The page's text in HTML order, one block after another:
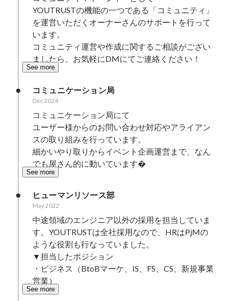
YOUTRUSTの機能の一つである「コミュニティ」
を運営いただくオーナーさんのサポートを行って
います。
コミュニティ運営や作成に関するご相談がござい
ましたら、お気軽にDMにてご連絡ください！
See more
コミュニケーション局
Dec 2024
コミュニケーション局にて
ユーザー様からのお問い合わせ対応やアライアン
スの取り組みを行っています。
細かいやり取りからイベント企画運営まで、なん
でも屋さん的に動いています�
See more
ヒューマンリソース部
May 2022
中途領域のエンジニア以外の採用を担当していま
す。YOUTRUSTは全社採用なので、HRはPjMの
ような役割も行なっていました。
▼担当したポジション
・ビジネス（BtoBマーケ、IS、FS、CS、新規事業
営業）
See more